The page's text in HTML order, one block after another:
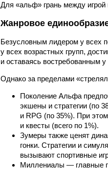
Для «альф» грань между
Жанровое
Безусловным лидером у всех
у всех возрастных групп,
и оставаясь востребованным
Однако за пределами
Поколение Альфа
экшены и стратегии (по
и RPG (по 35%). При
и квесты (всего по 1%).
Зумеры также ценят
гонки. Стратегии и
вызывают спортивные
Миллениалы — главные